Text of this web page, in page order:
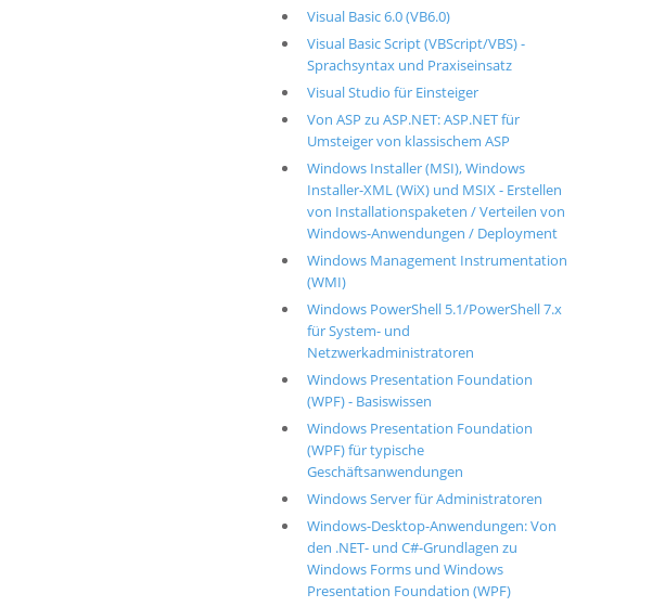
Visual Basic 6.0 (VB6.0)
Visual Basic Script (VBScript/VBS) -
Sprachsyntax und Praxiseinsatz
Visual Studio für Einsteiger
Von ASP zu ASP.NET: ASP.NET für
Umsteiger von klassischem ASP
Windows Installer (MSI), Windows
Installer-XML (WiX) und MSIX - Erstellen
von Installationspaketen / Verteilen von
Windows-Anwendungen / Deployment
Windows Management Instrumentation
(WMI)
Windows PowerShell 5.1/PowerShell 7.x
für System- und
Netzwerkadministratoren
Windows Presentation Foundation
(WPF) - Basiswissen
Windows Presentation Foundation
(WPF) für typische
Geschäftsanwendungen
Windows Server für Administratoren
Windows-Desktop-Anwendungen: Von
den .NET- und C#-Grundlagen zu
Windows Forms und Windows
Presentation Foundation (WPF)